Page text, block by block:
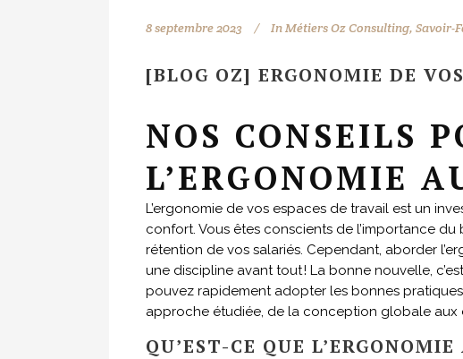
8 septembre 2023 InMétiers Oz Consulting, Savoir-
[BLOG OZ] ERGONOMIE DE
NOS CONSEILS
L’ERGONOMIE
L’ergonomie de vos espaces de travail est un
confort. Vous êtes conscients de l’importance
rétention de vos salariés. Cependant, aborder
une discipline avant tout ! La bonne nouvelle,
pouvez rapidement adopter les bonnes
approche étudiée, de la conception globale aux
QU’EST-CE QUE